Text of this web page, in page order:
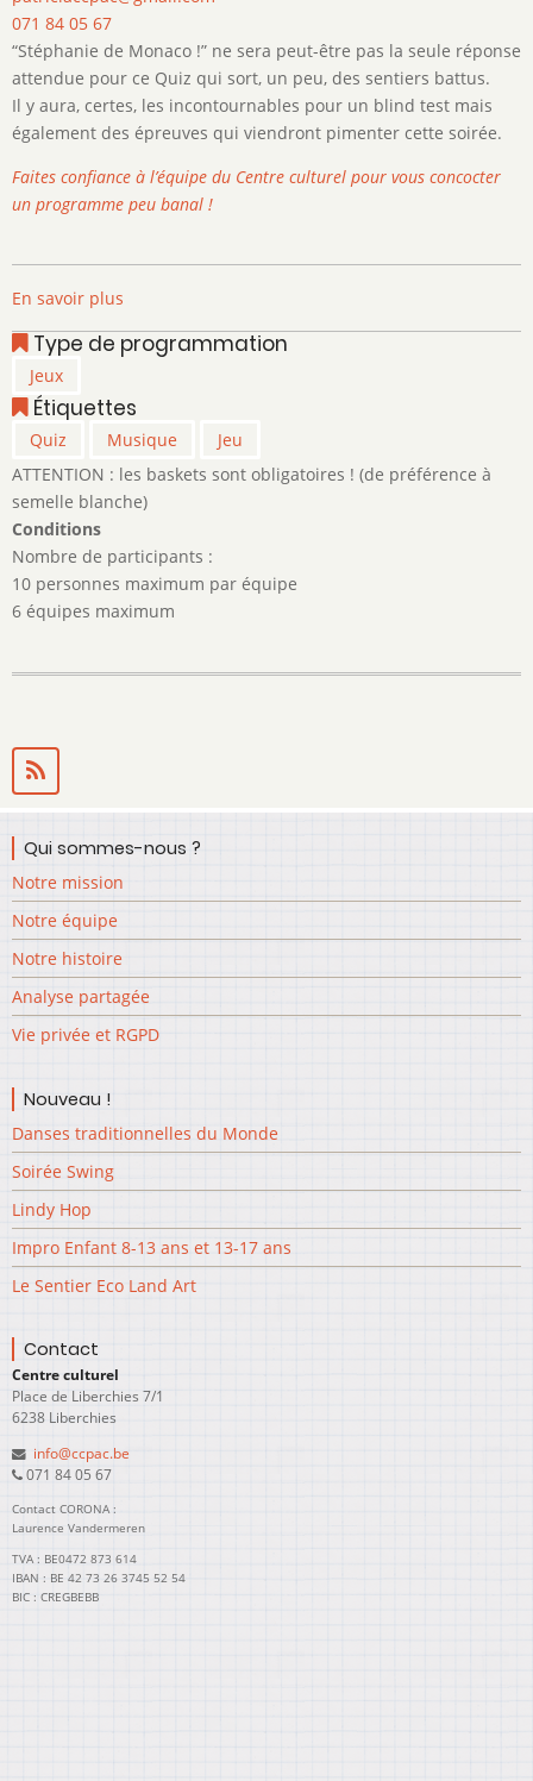
071 84 05 67
“Stéphanie de Monaco !” ne sera peut-être pas la seule réponse
attendue pour ce Quiz qui sort, un peu, des sentiers battus.
Il y aura, certes, les incontournables pour un blind test mais
également des épreuves qui viendront pimenter cette soirée.
Faites confiance à l’équipe du Centre culturel pour vous concocter
un programme peu banal !
En savoir plus
Quiz
des
!
Type de programmation
Jeux
Étiquettes
Quiz Musique
Jeu
ATTENTION : les baskets sont obligatoires ! (de préférence à
semelle blanche)
Conditions
Nombre de participants :
10 personnes maximum par équipe
6 équipes maximum
Qui sommes-nous ?
Notre mission
Notre équipe
Notre histoire
Analyse partagée
Vie privée et RGPD
Nouveau !
Danses traditionnelles du Monde
Soirée Swing
Lindy Hop
Impro Enfant 8-13 ans et 13-17 ans
Le Sentier Eco Land Art
Contact
Centre culturel
Place de Liberchies 7/1
6238 Liberchies
info@ccpac.be
071 84 05 67
Contact CORONA :
Laurence Vandermeren
TVA : BE0472 873 614
IBAN : BE 42 73 26 3745 52 54
BIC : CREGBEBB